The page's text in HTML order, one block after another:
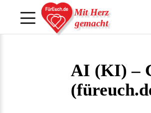
Mit Herz
gemacht
AI (KI) –